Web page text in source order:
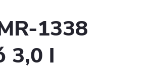
1338
3,0 l